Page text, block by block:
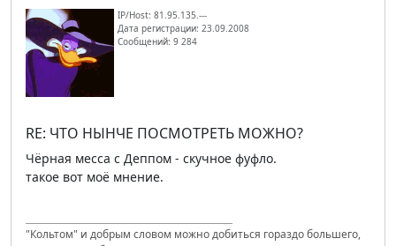
IP/Host: 81.95.135.---
Дата регистрации: 23.09.2008
Сообщений: 9 284
RE: ЧТО НЫНЧЕ ПОСМОТРЕТЬ МОЖНО?
Чёрная месса с Деппом - скучное фуфло.
такое вот моё мнение.
"Кольтом" и добрым словом можно добиться гораздо большего,